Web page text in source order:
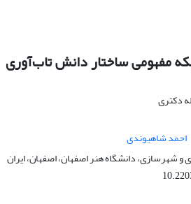
مفهومی ساختار دانش تاب‌آوری
دکتری
احمد شاهیوندی
شهرسازی، دانشگاه هنر اصفهان، اصفهان، ایران